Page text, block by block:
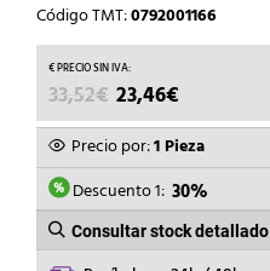
Código TMT:0792001166
33,52€ EL
PRECIO
ORIGINAL
ERA:
33,52€.
23,46€
PRECIO
ACTUAL
ES:
23,46€.
Precio por:1 Pieza
Descuento 1: 30%
Consultar stock detallado